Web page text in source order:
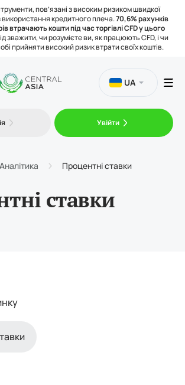
пов’язані з високим ризиком швидкої
використання кредитного плеча.70,6% рахунків
втрачають кошти під час торгівлі CFD у цього
зважити, чи розумієте ви, як працюють CFD, і чи
прийняти високий ризик втрати своїх коштів.
UA
Увійти
Аналітика Процентні ставки
ставки